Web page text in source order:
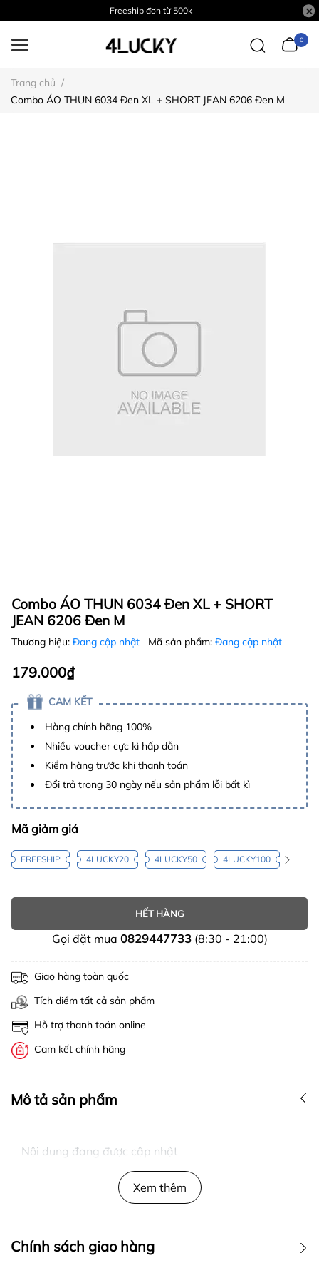
Freeship đơn từ 500k
0
Trang chủ /
Combo ÁO THUN 6034 Đen XL + SHORT JEAN 6206 Đen M
Combo ÁO THUN 6034 Đen XL + SHORT
JEAN 6206 Đen M
Thương hiệu: Đang cập nhật Mã sản phẩm: Đang cập nhật
179.000₫
CAM KẾT
Hàng chính hãng 100%
Nhiều voucher cực kì hấp dẫn
Kiểm hàng trước khi thanh toán
Đổi trả trong 30 ngày nếu sản phẩm lỗi bất kì
Mã giảm giá
FREESHIP 4LUCKY20 4LUCKY50 4LUCKY100
HẾT HÀNG
Gọi đặt mua 0829447733(8:30 - 21:00)
Giao hàng toàn quốc
Tích điểm tất cả sản phẩm
Hỗ trợ thanh toán online
Cam kết chính hãng
Mô tả sản phẩm
Nội dung đang được cập nhật
Xem thêm
Chính sách giao hàng